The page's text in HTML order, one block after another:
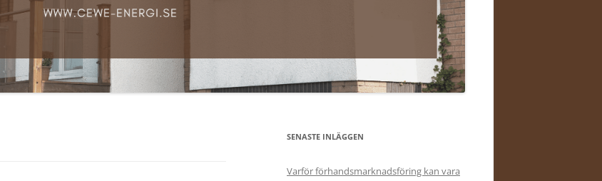
SENASTE INLÄGGEN
Varför förhandsmarknadsföring kan vara